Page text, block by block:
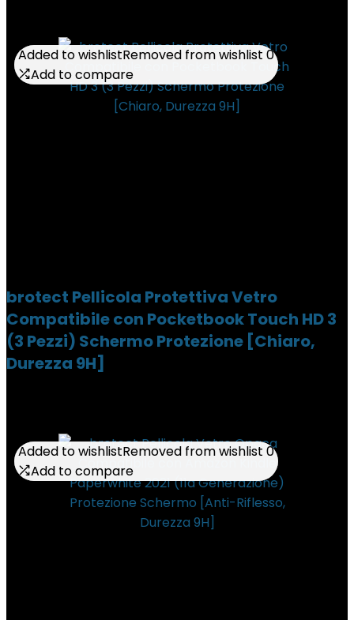
Added to wishlistRemoved from wishlist 0
Add to compare
brotect Pellicola Protettiva Vetro
Compatibile con Pocketbook Touch HD 3
(3 Pezzi) Schermo Protezione [Chiaro,
Durezza 9H]
Added to wishlistRemoved from wishlist 0
Add to compare
Added to wishlistRemoved from wishlist 0
Add to compare
Added to wishlistRemoved from wishlist 0
Add to compare